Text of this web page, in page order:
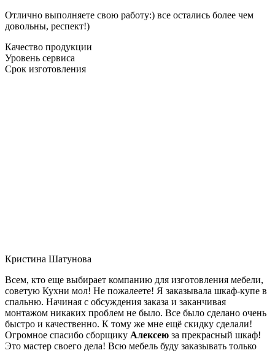
Отлично выполняете свою работу:) все остались более чем
довольны, респект!)
Качество продукции
Уровень сервиса
Срок изготовления
Кристина Шатунова
Всем, кто еще выбирает компанию для изготовления мебели,
советую Кухни мол! Не пожалеете! Я заказывала шкаф-купе в
спальню. Начиная с обсуждения заказа и заканчивая
монтажом никаких проблем не было. Все было сделано очень
быстро и качественно. К тому же мне ещё скидку сделали!
Огромное спасибо сборщику Алексею за прекрасный шкаф!
Это мастер своего дела! Всю мебель буду заказывать только